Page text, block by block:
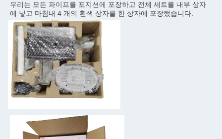
우리는 모든 파이프를 포지션에 포장하고 전체 세트를 내부 상자
에 넣고 마침내 4 개의 흰색 상자를 한 상자에 포장했습니다.